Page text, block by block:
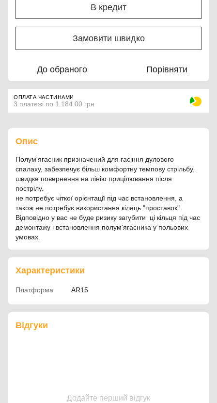
В кредит
Замовити швидко
До обраного Порівняти
ОПЛАТА ЧАСТИНАМИ
3 платежі по 1 184.00 грн
Опис
Полум'ягасник призначений для гасіння дулового
спалаху, забезпечує більш комфортну темпову стрільбу,
швидке повернення на лінію прицілювання після
пострілу.
не потребує чіткої орієнтації під час встановлення, а
також не потребує використання кілець "проставок".
Відповідно у вас не буде ризику загубити ці кільця під час
демонтажу і встановлення полум'ягасника у польових
умовах.
Характеристики
Платформа AR15
Відгуки
Додайте перший відгук